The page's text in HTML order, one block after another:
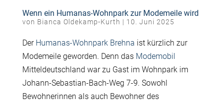
Wenn ein Humanas-Wohnpark zur Modemeile wird
von Bianca Oldekamp-Kurth | 10. Juni 2025
Der Humanas-Wohnpark Brehna ist kürzlich zur
Modemeile geworden. Denn das Modemobil
Mitteldeutschland war zu Gast im Wohnpark im
Johann-Sebastian-Bach-Weg 7-9. Sowohl
Bewohnerinnen als auch Bewohner des